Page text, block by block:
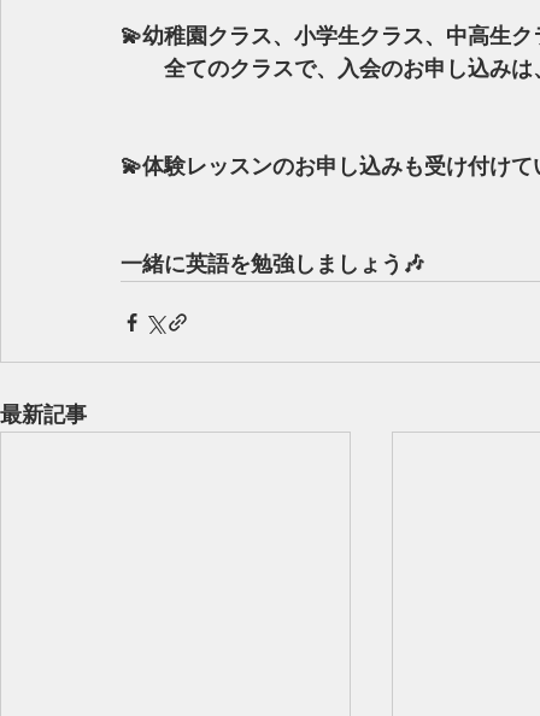
💫幼稚園クラス、小学生クラス、中高生
全てのクラスで、入会のお申し込みは
💫体験レッスンのお申し込みも受け付け
一緒に英語を勉強しましょう🎶
最新記事